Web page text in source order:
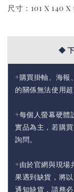
尺寸：101 x 140 x
◆
+購買掛軸、海報
的關係無法使用
+每個人螢幕硬體
實品為主，若購
詢問。
+由於官網與現場
果遇到缺貨，將
通知缺貨，請務